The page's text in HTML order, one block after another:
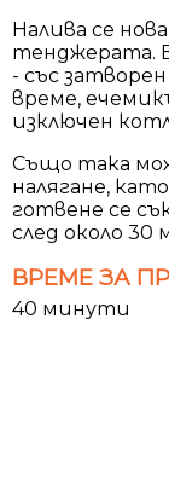
Налива се
тенджерата.
- със
време,
изключен
Също така
налягане,
готвене се
след около 30
ВРЕМЕ ЗА
40 минути